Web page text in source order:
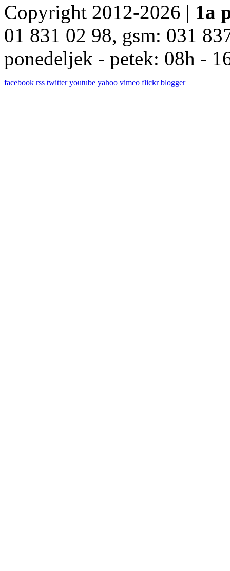
Copyright 2012-2026 | 1a
01 831 02 98, gsm: 031
ponedeljek - petek: 08h -
facebook rss twitter youtube yahoo vimeo flickr blogger